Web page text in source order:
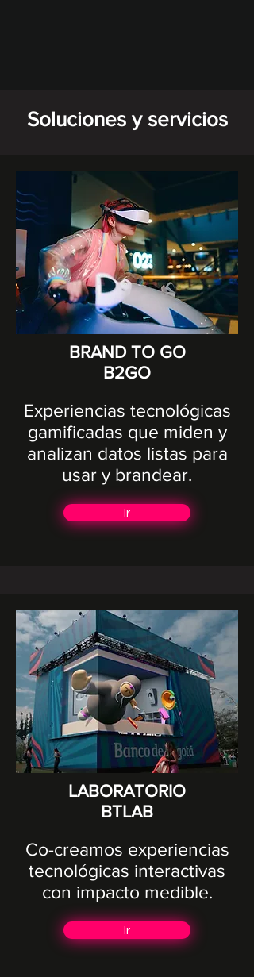
Soluciones y servicios
BRAND TO GO
B2GO
Experiencias tecnológicas
gamificadas que miden y
analizan datos listas para
usar y brandear.​
Ir
LABORATORIO
BTLAB
Co-creamos experiencias
tecnológicas interactivas
con impacto medible.
Ir